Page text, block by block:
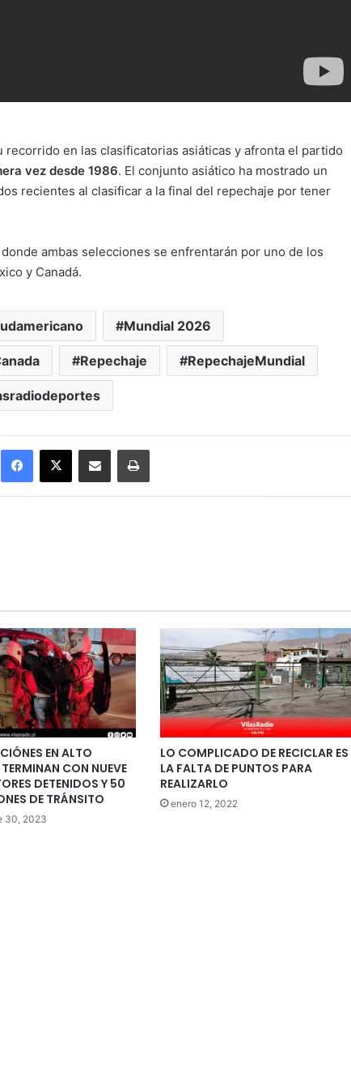
en las clasificatorias asiáticas y afronta el partido
vez desde 1986. El conjunto asiático ha mostrado un
recientes al clasificar a la final del repechaje por tener
ambas selecciones se enfrentarán por uno de los
y Canadá.
Mundial 2026
Repechaje RepechajeMundial
Facebook
X Enviar vía email Imprimir
EN ALTO
CON NUEVE
DETENIDOS Y 50
DE TRÁNSITO
30, 2023
LO COMPLICADO DE RECICLAR ES
LA FALTA DE PUNTOS PARA
REALIZARLO
enero 12, 2022